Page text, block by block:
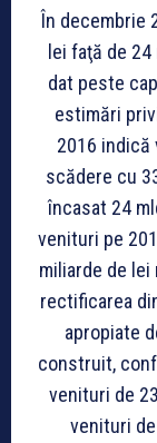
În decembrie
lei faţă de 24
dat peste
estimări
2016 in­dică
scădere cu
încasat 24
ve­ni­turi pe
miliarde de
rectificarea
apropiate
construit,
venituri de
venituri